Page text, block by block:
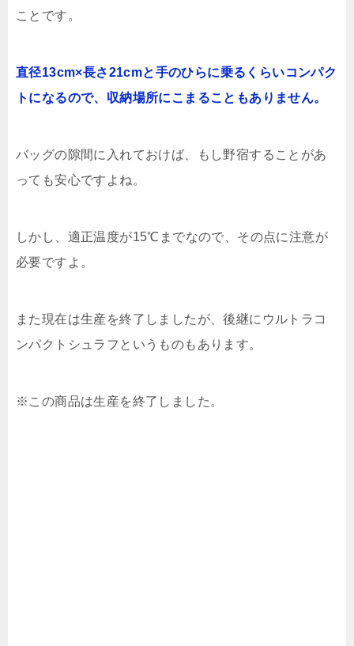
ことです。
直径13cm×長さ21cmと手のひらに乗るくらいコンパク
トになるので、収納場所にこまることもありません。
バッグの隙間に入れておけば、もし野宿することがあ
っても安心ですよね。
しかし、適正温度が15℃までなので、その点に注意が
必要ですよ。
また現在は生産を終了しましたが、後継にウルトラコ
ンパクトシュラフというものもあります。
※この商品は生産を終了しました。